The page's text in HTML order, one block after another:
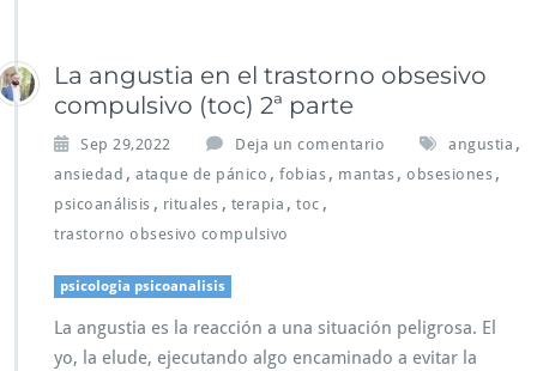
La angustia en el trastorno obsesivo
compulsivo (toc) 2ª parte
Sep 29,2022 Deja un comentario angustia ,
ansiedad , ataque de pánico , fobias , mantas , obsesiones ,
psicoanálisis , rituales , terapia , toc ,
trastorno obsesivo compulsivo
psicologia psicoanalisis
La angustia es la reacción a una situación peligrosa. El
yo, la elude, ejecutando algo encaminado a evitar la